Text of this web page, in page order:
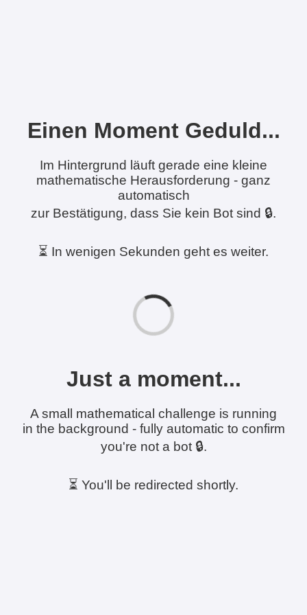
Einen Moment Geduld...
Im Hintergrund läuft gerade eine kleine
mathematische Herausforderung - ganz
automatisch
zur Bestätigung, dass Sie kein Bot sind 🔒.
⏳ In wenigen Sekunden geht es weiter.
Just a moment...
A small mathematical challenge is running
in the background - fully automatic to confirm
you're not a bot 🔒.
⏳ You'll be redirected shortly.